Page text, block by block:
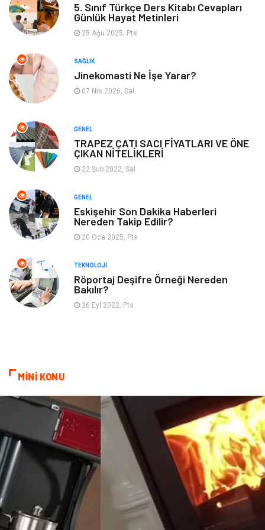
Emlak Kültür Sanat
Aksesuar
Bebek Giyim Tarih
5. Sınıf Türkçe Ders Kitabı Cevapları
Günlük Hayat Metinleri
25 Ağu 2025, Pts
SAĞLIK
Jinekomasti Ne İşe Yarar?
07 Nis 2026, Sal
GENEL
TRAPEZ ÇATI SACI FİYATLARI VE ÖNE
ÇIKAN NİTELİKLERİ
22 Şub 2022, Sal
GENEL
Eskişehir Son Dakika Haberleri
Nereden Takip Edilir?
20 Oca 2025, Pts
TEKNOLOJI
Röportaj Deşifre Örneği Nereden
Bakılır?
26 Eyl 2022, Pts
MİNİ KONU